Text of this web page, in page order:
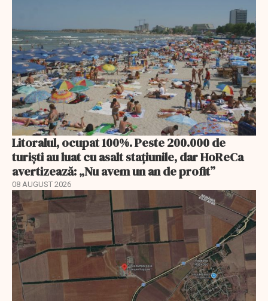
Litoralul, ocupat 100%. Peste 200.000 de
turiști au luat cu asalt stațiunile, dar HoReCa
avertizează: „Nu avem un an de profit”
08 AUGUST 2026